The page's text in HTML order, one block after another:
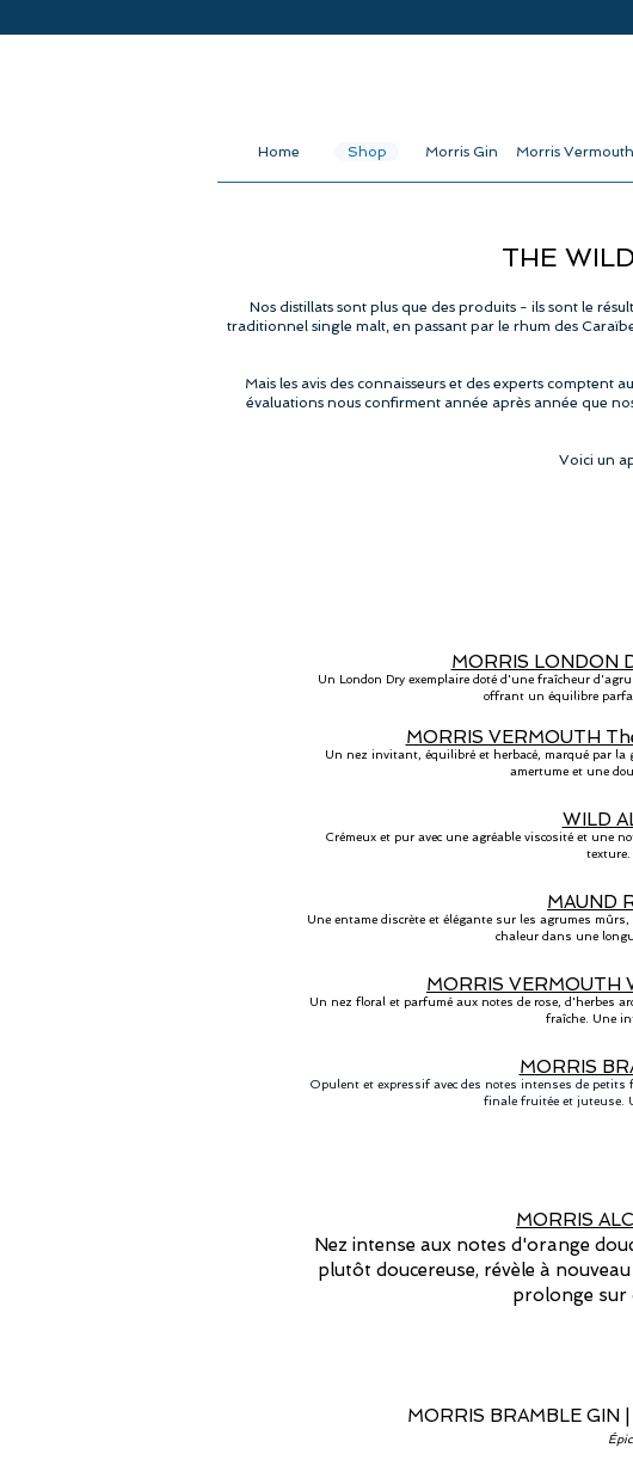
Home Shop Morris Gin Morris Vermouth
THE
Nos distillats sont plus que des produits - ils sont le
traditionnel single malt, en passant par le rhum des
Mais les avis des connaisseurs et des experts comptent
évaluations nous confirment année après année que
Voici un
MORRIS LONDON
Un London Dry exemplaire doté d'une fraîcheur
offrant un équilibre
MORRIS VERMOUTH
Un nez invitant, équilibré et herbacé, marqué par la
amertume et une
WILD
Crémeux et pur avec une agréable viscosité et une
texture.
MAUND
Une entame discrète et élégante sur les agrumes
chaleur dans une
MORRIS VERMOUTH
Un nez floral et parfumé aux notes de rose, d'herbes
fraîche. Une
MORRIS
Opulent et expressif avec des notes intenses de petits
finale fruitée et juteuse.
MORRIS
Nez intense aux notes d'orange
plutôt doucereuse, révèle à
prolonge sur
MORRIS BRAMBLE GIN